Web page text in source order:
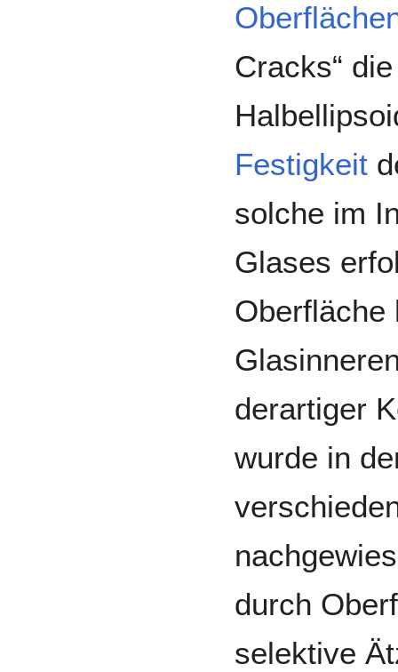
Cracks“
Festigkeit
solche im
Glases
Oberfläche
derartiger
wurde in
durch
selektive